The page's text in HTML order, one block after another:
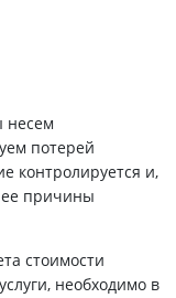
несем
потерей
контролируется и,
ее причины
стоимости
необходимо в